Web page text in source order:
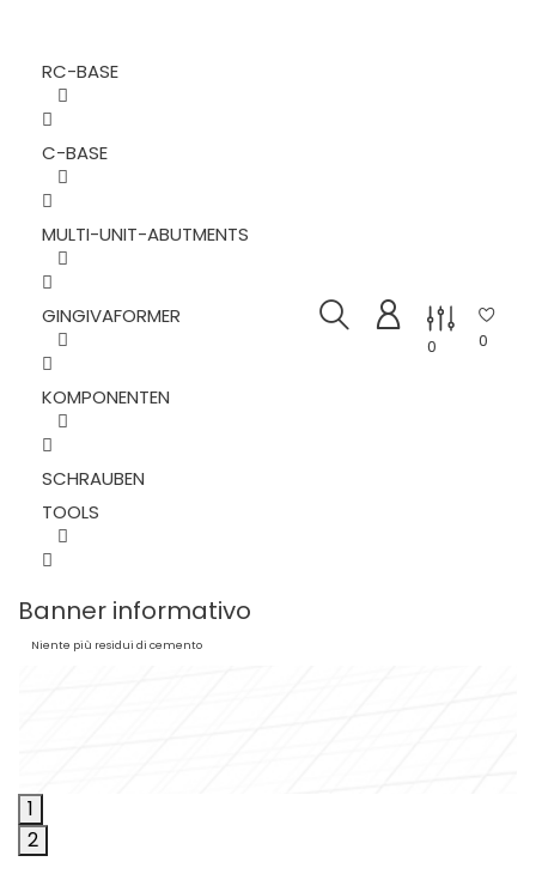
0 0
RC-BASE
C-BASE
MULTI-UNIT-ABUTMENTS
GINGIVAFORMER
KOMPONENTEN
SCHRAUBEN
TOOLS
Banner informativo
Angulation
minimizes the risk
bone grafts can be avoided
angulation
Nuova tendenza
ceramica
Niente più residui di cemento
1
2